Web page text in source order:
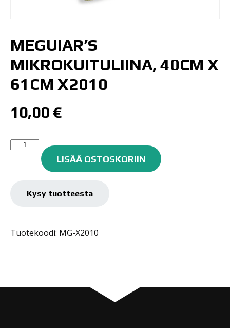
MEGUIAR’S
MIKROKUITULIINA, 40CM X
61CM X2010
10,00 €
Meguiar's
Mikrokuituliina,
61cm
LISÄÄ OSTOSKORIIN
Kysy tuotteesta
Tuotekoodi: MG-X2010